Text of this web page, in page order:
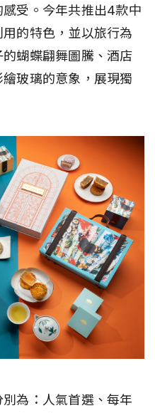
受。今年共推出4款中
的特色，並以旅行為
蝴蝶翩舞圖騰、酒店
玻璃的意象，展現獨
為：人氣首選、每年